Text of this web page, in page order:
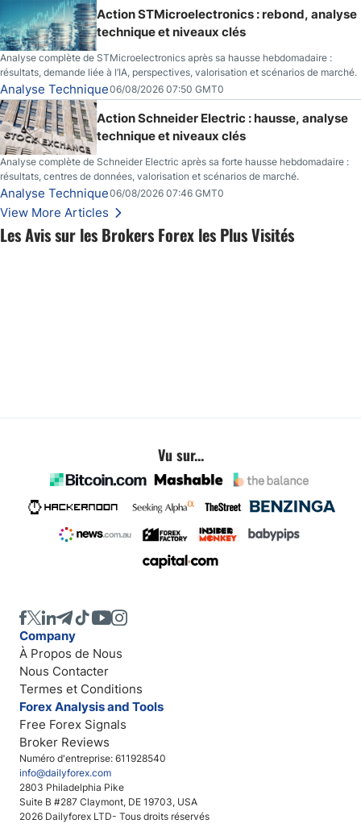
Les Avis sur les Brokers Forex les Plus Visités
Action STMicroelectronics : rebond, analyse
technique et niveaux clés
Analyse complète de STMicroelectronics après sa hausse hebdomadaire :
résultats, demande liée à l’IA, perspectives, valorisation et scénarios de marché.
Analyse Technique06/08/2026 07:50 GMT0
Action Schneider Electric : hausse, analyse
technique et niveaux clés
Analyse complète de Schneider Electric après sa forte hausse hebdomadaire :
résultats, centres de données, valorisation et scénarios de marché.
Analyse Technique06/08/2026 07:46 GMT0
View More Articles
Vu sur...
Numéro d'entreprise: 611928540
info@dailyforex.com
2803 Philadelphia Pike
Suite B #287 Claymont, DE 19703, USA
2026 Dailyforex LTD- Tous droits réservés
Company
À Propos de Nous
Nous Contacter
Termes et Conditions
Forex Analysis and Tools
Free Forex Signals
Broker Reviews